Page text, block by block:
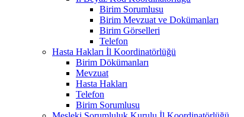
Birim Sorumlusu
Birim Mevzuat ve Dokümanları
Birim Görselleri
Telefon
Hasta Hakları İl Koordinatörlüğü
Birim Dökümanları
Mevzuat
Hasta Hakları
Telefon
Birim Sorumlusu